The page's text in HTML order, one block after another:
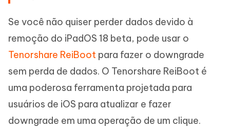
Se você não quiser perder dados devido à
remoção do iPadOS 18 beta, pode usar o
Tenorshare ReiBoot para fazer o downgrade
sem perda de dados. O Tenorshare ReiBoot é
uma poderosa ferramenta projetada para
usuários de iOS para atualizar e fazer
downgrade em uma operação de um clique.